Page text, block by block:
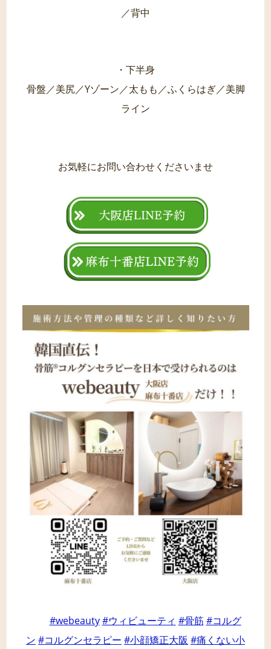
／背中
・下半身
骨盤／美尻／Yゾーン／太もも／ふくらはぎ／美脚
ライン
お気軽にお問い合わせくださいませ
#webeauty #ウィビューティ #骨筋 #コルグ
ン #コルグンセラピー #小顔矯正大阪 #痛くない小